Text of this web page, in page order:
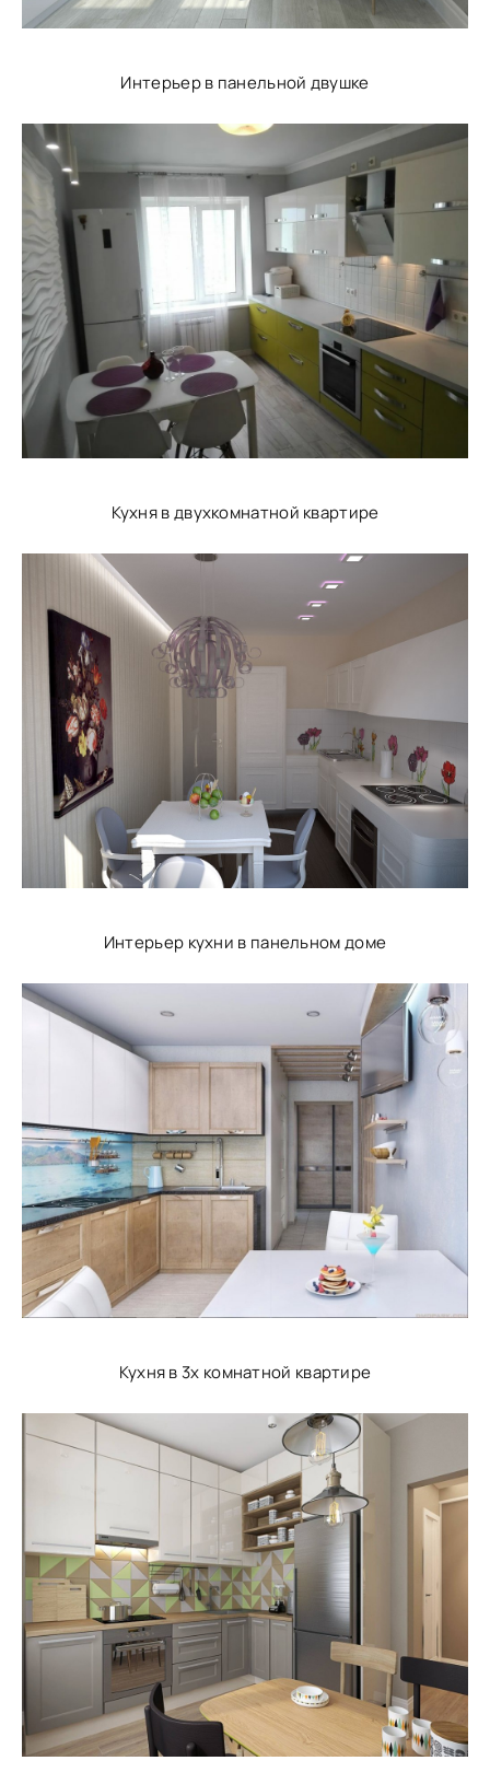
Интерьер в панельной двушке
Кухня в двухкомнатной квартире
Интерьер кухни в панельном доме
Кухня в 3х комнатной квартире